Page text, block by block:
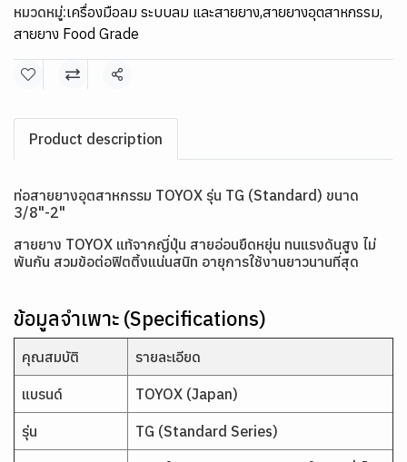
หมวดหมู่:เครื่องมือลม ระบบลม และสายยาง,สายยางอุตสาหกรรม,
สายยาง Food Grade
แชร์
Product description
ท่อสายยางอุตสาหกรรม TOYOX รุ่น TG (Standard) ขนาด
3/8"-2"
สายยาง TOYOX แท้จากญี่ปุ่น สายอ่อนยืดหยุ่น ทนแรงดันสูง ไม่
พันกัน สวมข้อต่อฟิตติ้งแน่นสนิท อายุการใช้งานยาวนานที่สุด
ข้อมูลจำเพาะ (Specifications)
คุณสมบัติ รายละเอียด
แบรนด์ TOYOX (Japan)
รุ่น TG (Standard Series)